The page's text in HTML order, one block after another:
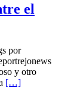
el
por
y otro
[…]